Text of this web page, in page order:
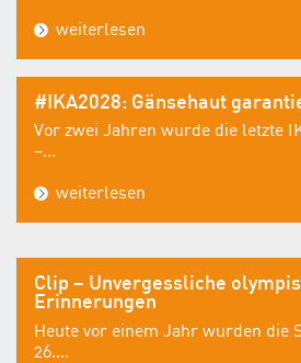
weiterlesen
#IKA2028: Gänsehaut
Vor zwei Jahren wurde die letzte
–...
weiterlesen
Clip – Unvergessliche
Erinnerungen
Heute vor einem Jahr wurden die
26....